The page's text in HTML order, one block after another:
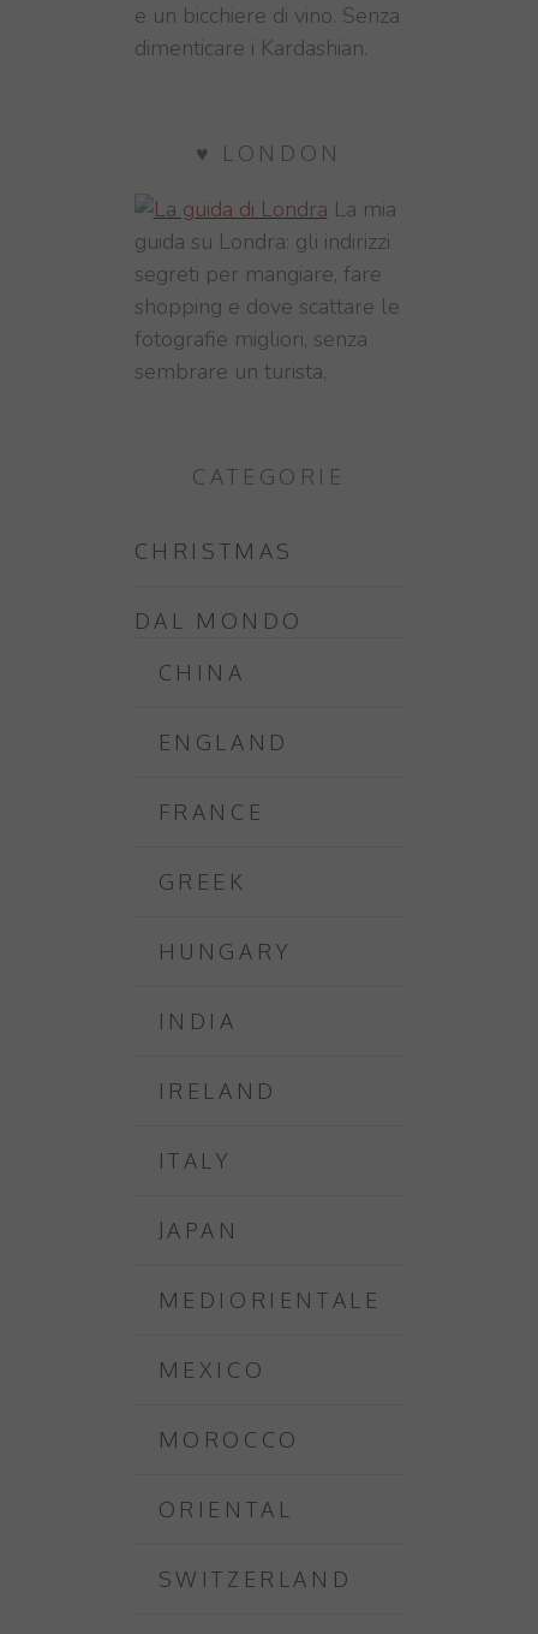
e un bicchiere di vino. Senza
dimenticare i Kardashian.
♥ LONDON
La mia
guida su Londra: gli indirizzi
segreti per mangiare, fare
shopping e dove scattare le
fotografie migliori, senza
sembrare un turista,
CATEGORIE
CHRISTMAS
DAL MONDO
CHINA
ENGLAND
FRANCE
GREEK
HUNGARY
INDIA
IRELAND
ITALY
JAPAN
MEDIORIENTALE
MEXICO
MOROCCO
ORIENTAL
SWITZERLAND